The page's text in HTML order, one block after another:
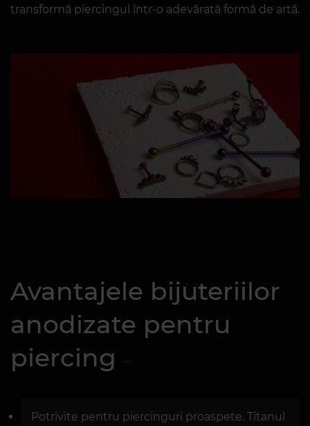
transformă piercingul într-o adevărată formă de artă.
Avantajele bijuteriilor
anodizate pentru
piercing
Potrivite pentru piercinguri proaspete. Titanul